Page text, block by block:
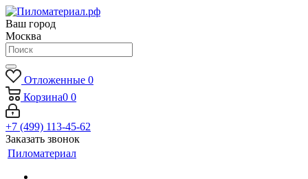
Ваш город
Москва
Отложенные 0
Корзина0 0
+7 (499) 113-45-62
Заказать звонок
Пиломатериал